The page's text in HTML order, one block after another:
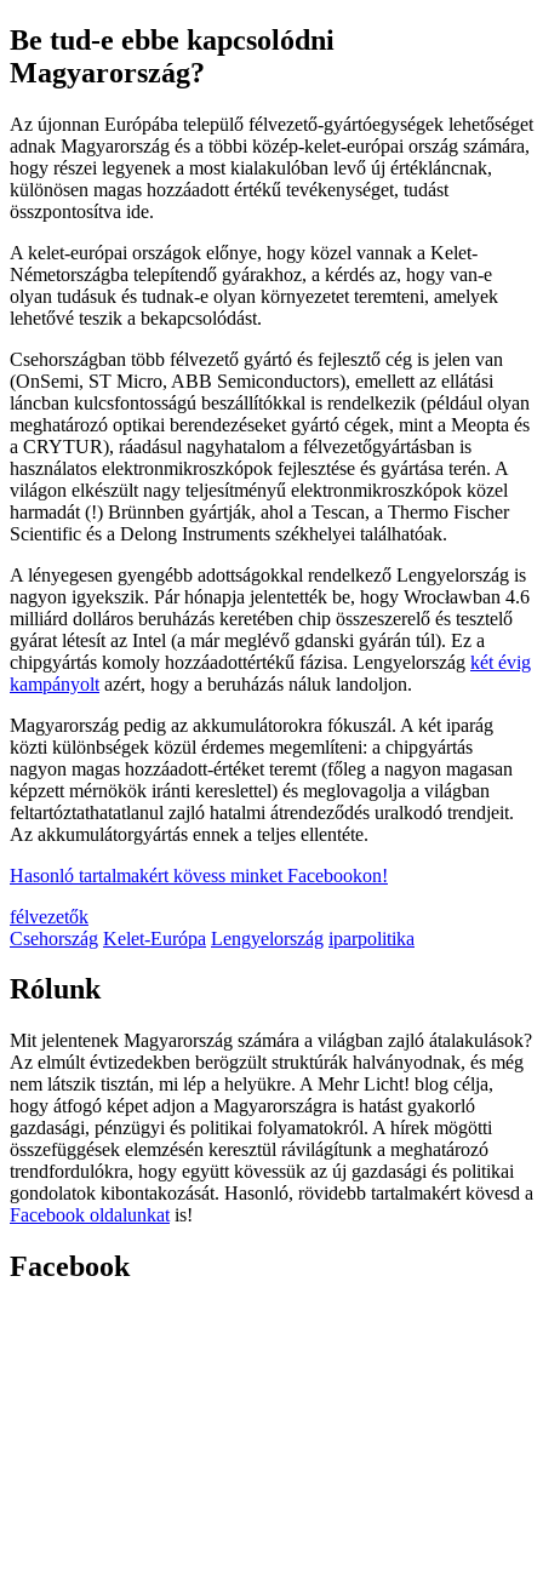
Be tud-e ebbe kapcsolódni
Magyarország?
Az újonnan Európába települő félvezető-gyártóegységek lehetőséget
adnak Magyarország és a többi közép-kelet-európai ország számára,
hogy részei legyenek a most kialakulóban levő új értékláncnak,
különösen magas hozzáadott értékű tevékenységet, tudást
összpontosítva ide.
A kelet-európai országok előnye, hogy közel vannak a Kelet-
Németországba telepítendő gyárakhoz, a kérdés az, hogy van-e
olyan tudásuk és tudnak-e olyan környezetet teremteni, amelyek
lehetővé teszik a bekapcsolódást.
Csehországban több félvezető gyártó és fejlesztő cég is jelen van
(OnSemi, ST Micro, ABB Semiconductors), emellett az ellátási
láncban kulcsfontosságú beszállítókkal is rendelkezik (például olyan
meghatározó optikai berendezéseket gyártó cégek, mint a Meopta és
a CRYTUR), ráadásul nagyhatalom a félvezetőgyártásban is
használatos elektronmikroszkópok fejlesztése és gyártása terén. A
világon elkészült nagy teljesítményű elektronmikroszkópok közel
harmadát (!) Brünnben gyártják, ahol a Tescan, a Thermo Fischer
Scientific és a Delong Instruments székhelyei találhatóak.
A lényegesen gyengébb adottságokkal rendelkező Lengyelország is
nagyon igyekszik. Pár hónapja jelentették be, hogy Wrocławban 4.6
milliárd dolláros beruházás keretében chip összeszerelő és tesztelő
gyárat létesít az Intel (a már meglévő gdanski gyárán túl). Ez a
chipgyártás komoly hozzáadottértékű fázisa. Lengyelország két évig
kampányolt azért, hogy a beruházás náluk landoljon.
Magyarország pedig az akkumulátorokra fókuszál. A két iparág
közti különbségek közül érdemes megemlíteni: a chipgyártás
nagyon magas hozzáadott-értéket teremt (főleg a nagyon magasan
képzett mérnökök iránti kereslettel) és meglovagolja a világban
feltartóztathatatlanul zajló hatalmi átrendeződés uralkodó trendjeit.
Az akkumulátorgyártás ennek a teljes ellentéte.
Hasonló tartalmakért kövess minket Facebookon!
félvezetők
Csehország Kelet-Európa Lengyelország iparpolitika
Rólunk
Mit jelentenek Magyarország számára a világban zajló átalakulások?
Az elmúlt évtizedekben berögzült struktúrák halványodnak, és még
nem látszik tisztán, mi lép a helyükre. A Mehr Licht! blog célja,
hogy átfogó képet adjon a Magyarországra is hatást gyakorló
gazdasági, pénzügyi és politikai folyamatokról. A hírek mögötti
összefüggések elemzésén keresztül rávilágítunk a meghatározó
trendfordulókra, hogy együtt kövessük az új gazdasági és politikai
gondolatok kibontakozását. Hasonló, rövidebb tartalmakért kövesd a
Facebook oldalunkat is!
Facebook